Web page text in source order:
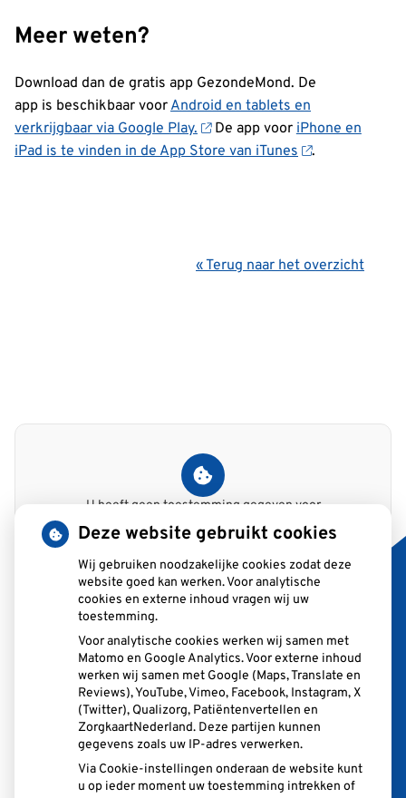
Meer weten?
Download dan de gratis app GezondeMond. De
app is beschikbaar voorAndroid en tablets en
verkrijgbaar via Google Play.
De app vooriPhone en
iPad is te vinden in de App Store van iTunes
.
« Terug naar het overzicht
U heeft geen toestemming gegeven voor
externe inhoud
die nodig is om dit te
zien.
Cookie-instellingen wijzigen
Adresgegevens
Rembrandt van Rijnsingel 35
2371RB Roelofarendsveen
071 331 3084
Deze website gebruikt cookies
Wij gebruiken noodzakelijke cookies zodat deze
website goed kan werken. Voor analytische
cookies en externe inhoud vragen wij uw
toestemming.
Voor analytische cookies werken wij samen met
Matomo en Google Analytics. Voor externe inhoud
werken wij samen met Google (Maps, Translate en
Reviews), YouTube, Vimeo, Facebook, Instagram, X
(Twitter), Qualizorg, Patiëntenvertellen en
ZorgkaartNederland. Deze partijen kunnen
gegevens zoals uw IP-adres verwerken.
Via Cookie-instellingen onderaan de website kunt
u op ieder moment uw toestemming intrekken of